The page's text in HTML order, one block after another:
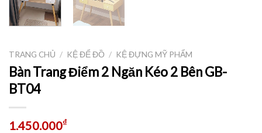
TRANG CHỦ / KỆ ĐỂ ĐỒ / KỆ ĐỰNG MỸ PHẨM
Bàn Trang Điểm 2 Ngăn Kéo 2 Bên GB-
BT04
1.450.000₫